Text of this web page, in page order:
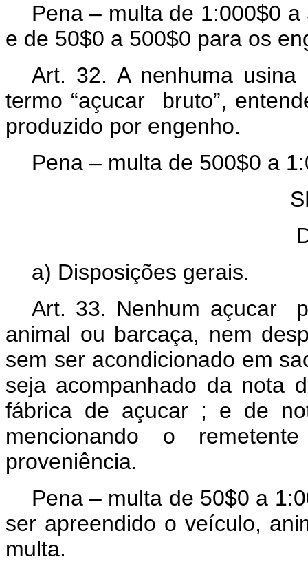
Pena – multa de 1:000$0
e de 50$0 a 500$0 para os
Art. 32. A nenhuma
termo “açucar bruto”,
produzido por engenho.
Pena – multa de 500$0 a
a) Disposições gerais.
Art. 33. Nenhum açucar
animal ou barcaça, nem
sem ser acondicionado em
seja acompanhado da nota
fábrica de açucar ; e de
mencionando o
proveniência.
Pena – multa de 50$0 a
ser apreendido o veículo,
multa.